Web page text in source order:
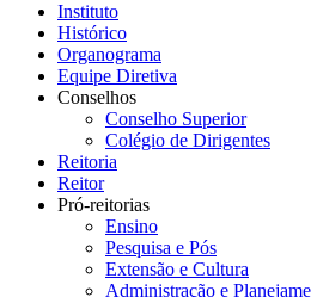
Instituto
Histórico
Organograma
Equipe Diretiva
Conselhos
Conselho Superior
Colégio de Dirigentes
Reitoria
Reitor
Pró-reitorias
Ensino
Pesquisa e Pós
Extensão e Cultura
Administração e